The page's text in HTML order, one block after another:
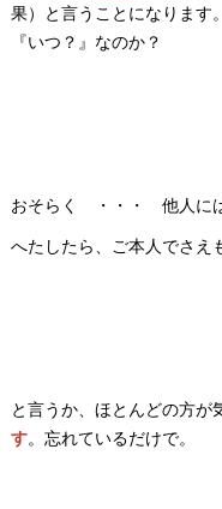
果）と言うことになります
『いつ？』なのか？
おそらく ・・・ 他人には
へたしたら、ご本人でさえ
と言うか、ほとんどの方が
す。忘れているだけで。